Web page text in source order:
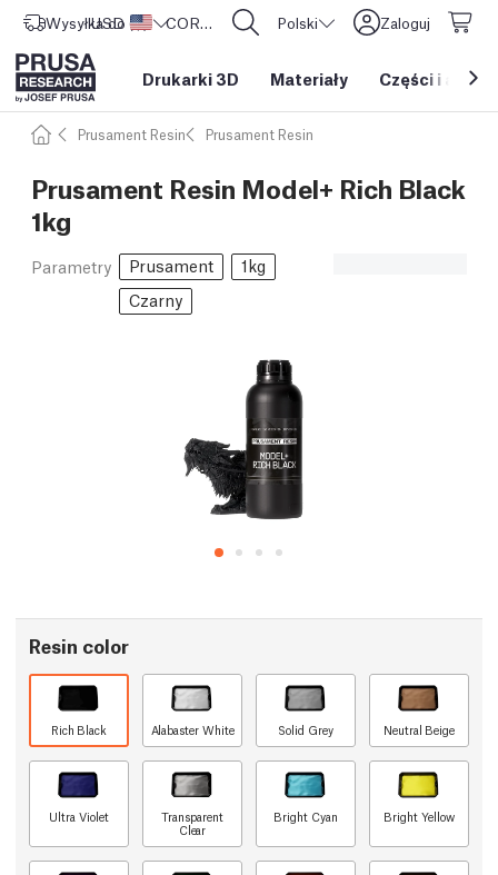
Wysyłka do Stany Zjednoczone
USD ($) CORE One L: Już w sprzedaży! Polski Zaloguj
Drukarki 3D Materiały Części i
Prusament Resin Prusament Resin
Prusament Resin Model+ Rich Black
1kg
Parametry Prusament
1kg
Czarny
Resin color
Rich Black Alabaster White Solid Grey Neutral Beige
Ultra Violet
Transparent
Clear
Bright Cyan Bright Yellow